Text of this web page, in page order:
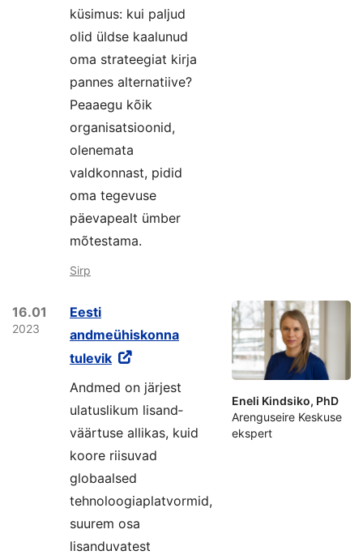
küsimus: kui paljud
olid üldse kaalunud
oma strateegiat kirja
pannes alternatiive?
Peaaegu kõik
organisatsioonid,
olenemata
valdkonnast, pidid
oma tegevuse
päevapealt ümber
mõtestama.
Sirp
16.01
2023
Eesti
andmeühiskonna
tulevik
Andmed on järjest
ulatuslikum lisand­
väärtuse allikas, kuid
koore riisuvad
globaalsed
tehnoloogiaplatvormid,
suurem osa
lisanduvatest
Eneli Kindsiko, PhD
Arenguseire Keskuse
ekspert